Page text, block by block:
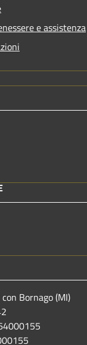
e assistenza
Bornago (MI)